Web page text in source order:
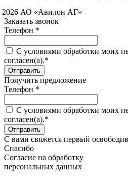
АО «Авилон АГ»
Заказать звонок
Телефон *
C условиями обработки моих
согласен(а).*
Получить предложение
Телефон *
C условиями обработки моих
согласен(а).*
С вами свяжется первый
Спасибо
Согласие на обработку
персональных данных